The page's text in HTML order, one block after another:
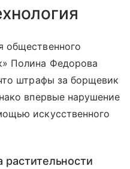
общественного
Полина Федорова
штрафы за борщевик
впервые нарушение
искусственного
растительности